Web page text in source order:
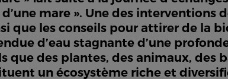
mare ». Une des interventions
que les conseils pour attirer de la
d’eau stagnante d’une
que des plantes, des animaux, des
un écosystème riche et